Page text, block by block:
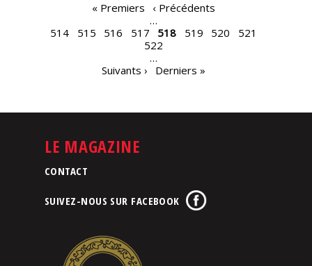
« Premiers
‹ Précédents
…
514
515 516 517 518 519 520
521
522
…
Suivants ›
Derniers »
LE MAGAZINE
CONTACT
SUIVEZ-NOUS SUR FACEBOOK